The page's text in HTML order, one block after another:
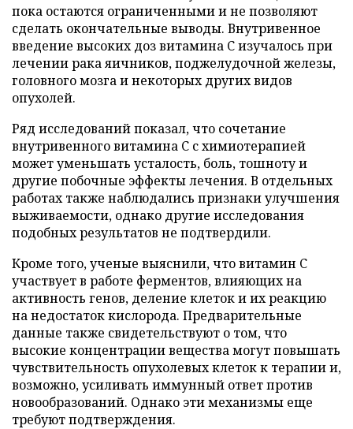
пока остаются ограниченными и не позволяют
сделать окончательные выводы. Внутривенное
введение высоких доз витамина C изучалось при
лечении рака яичников, поджелудочной железы,
головного мозга и некоторых других видов
опухолей.
Ряд исследований показал, что сочетание
внутривенного витамина C с химиотерапией
может уменьшать усталость, боль, тошноту и
другие побочные эффекты лечения. В отдельных
работах также наблюдались признаки улучшения
выживаемости, однако другие исследования
подобных результатов не подтвердили.
Кроме того, ученые выяснили, что витамин C
участвует в работе ферментов, влияющих на
активность генов, деление клеток и их реакцию
на недостаток кислорода. Предварительные
данные также свидетельствуют о том, что
высокие концентрации вещества могут повышать
чувствительность опухолевых клеток к терапии и,
возможно, усиливать иммунный ответ против
новообразований. Однако эти механизмы еще
требуют подтверждения.